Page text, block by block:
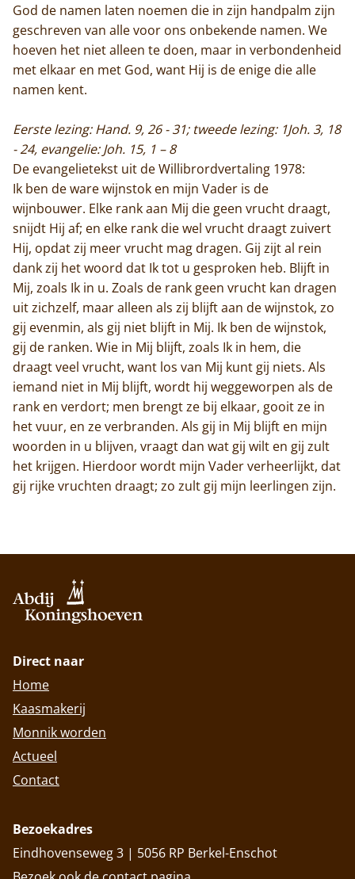
God de namen laten noemen die in zijn handpalm zijn
geschreven van alle voor ons onbekende namen. We
hoeven het niet alleen te doen, maar in verbondenheid
met elkaar en met God, want Hij is de enige die alle
namen kent.
Eerste lezing: Hand. 9, 26 - 31; tweede lezing: 1Joh. 3, 18
- 24, evangelie: Joh. 15, 1 – 8
De evangelietekst uit de Willibrordvertaling 1978:
Ik ben de ware wijnstok en mijn Vader is de
wijnbouwer. Elke rank aan Mij die geen vrucht draagt,
snijdt Hij af; en elke rank die wel vrucht draagt zuivert
Hij, opdat zij meer vrucht mag dragen. Gij zijt al rein
dank zij het woord dat Ik tot u gesproken heb. Blijft in
Mij, zoals Ik in u. Zoals de rank geen vrucht kan dragen
uit zichzelf, maar alleen als zij blijft aan de wijnstok, zo
gij evenmin, als gij niet blijft in Mij. Ik ben de wijnstok,
gij de ranken. Wie in Mij blijft, zoals Ik in hem, die
draagt veel vrucht, want los van Mij kunt gij niets. Als
iemand niet in Mij blijft, wordt hij weggeworpen als de
rank en verdort; men brengt ze bij elkaar, gooit ze in
het vuur, en ze verbranden. Als gij in Mij blijft en mijn
woorden in u blijven, vraagt dan wat gij wilt en gij zult
het krijgen. Hierdoor wordt mijn Vader verheerlijkt, dat
gij rijke vruchten draagt; zo zult gij mijn leerlingen zijn.
Direct naar
Home
Kaasmakerij
Monnik worden
Actueel
Contact
Bezoekadres
Eindhovenseweg 3 | 5056 RP Berkel-Enschot